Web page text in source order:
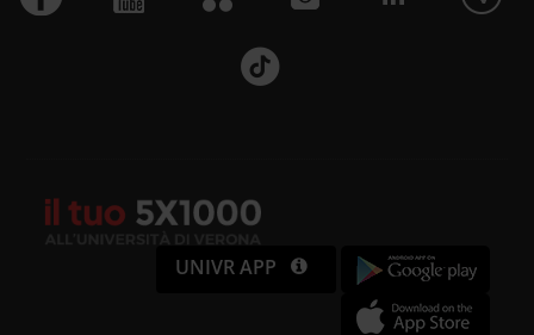
UNIVR APP